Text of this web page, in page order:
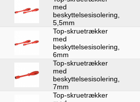
med
beskyttelsesisolering,
5,5mm
Top-skruetrækker
med
beskyttelsesisolering,
6mm
Top-skruetrækker
med
beskyttelsesisolering,
7mm
Top-skruetrækker